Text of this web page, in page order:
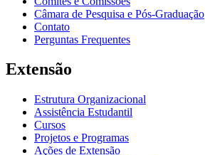
Câmara de Pesquisa e Pós-Graduação
Contato
Perguntas Frequentes
Extensão
Estrutura Organizacional
Assistência Estudantil
Cursos
Projetos e Programas
Ações de Extensão